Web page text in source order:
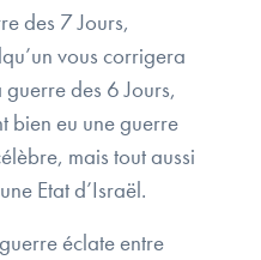
des 7 Jours,
vous corrigera
guerre des 6 Jours,
bien eu une guerre
mais tout aussi
Etat d’Israël.
éclate entre